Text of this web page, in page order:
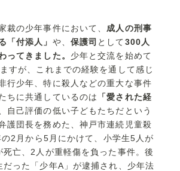
裁の少年事件において、 成人の刑事
「付添人」 や、 保護司 として300人
ってきました。 少年と交流を始めて
すが、これまでの経験を通して感じ
行少年、特に殺人などの重大な事件
ちに共通しているのは
「愛された経
、自己評価の低い子どもたちだという
護団長を務めた、神戸市連続児童殺
2月から5月にかけて、小学生5人が
死亡、2人が重軽傷を負った事件。後
だった「少年A」が逮捕され、少年法